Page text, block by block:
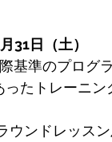
31日（土）
基準のプログ
たトレーニン
ンドレッスン